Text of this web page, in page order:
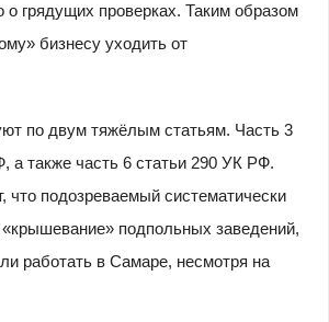
о грядущих проверках. Таким образом
бизнесу уходить от
по двум тяжёлым статьям. Часть 3
а также часть 6 статьи 290 УК РФ.
что подозреваемый систематически
«крышевание» подпольных заведений,
работать в Самаре, несмотря на